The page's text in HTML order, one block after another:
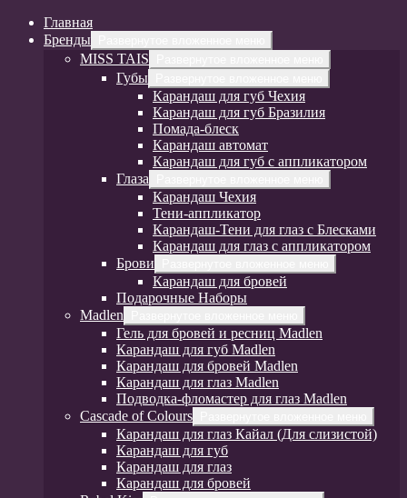
Главная
Бренды
MISS TAIS
Губы
Карандаш для губ Чехия
Карандаш для губ Бразилия
Помада-блеск
Карандаш автомат
Карандаш для губ с аппликатором
Глаза
Карандаш Чехия
Тени-аппликатор
Карандаш-Тени для глаз с Блесками
Карандаш для глаз с аппликатором
Брови
Карандаш для бровей
Подарочные Наборы
Madlen
Гель для бровей и ресниц Madlen
Карандаш для губ Madlen
Карандаш для бровей Madlen
Карандаш для глаз Madlen
Подводка-фломастер для глаз Madlen
Cascade of Colours
Карандаш для глаз Кайал (Для слизистой)
Карандаш для губ
Карандаш для глаз
Карандаш для бровей